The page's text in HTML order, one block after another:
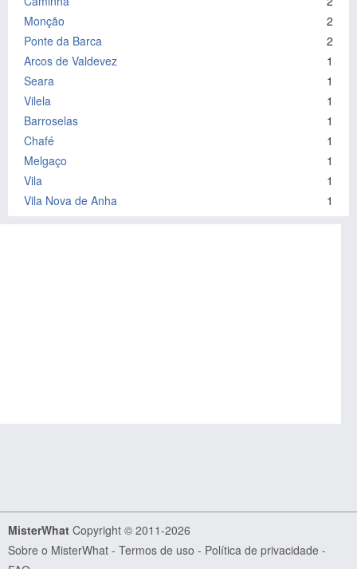
Monção
2
Ponte da Barca
2
Arcos de Valdevez
1
Seara
1
Vilela
1
Barroselas
1
Chafé
1
Melgaço
1
Vila
1
Vila Nova de Anha
1
MisterWhat Copyright © 2011-2026
Sobre o MisterWhat - Termos de uso - Política de privacidade -